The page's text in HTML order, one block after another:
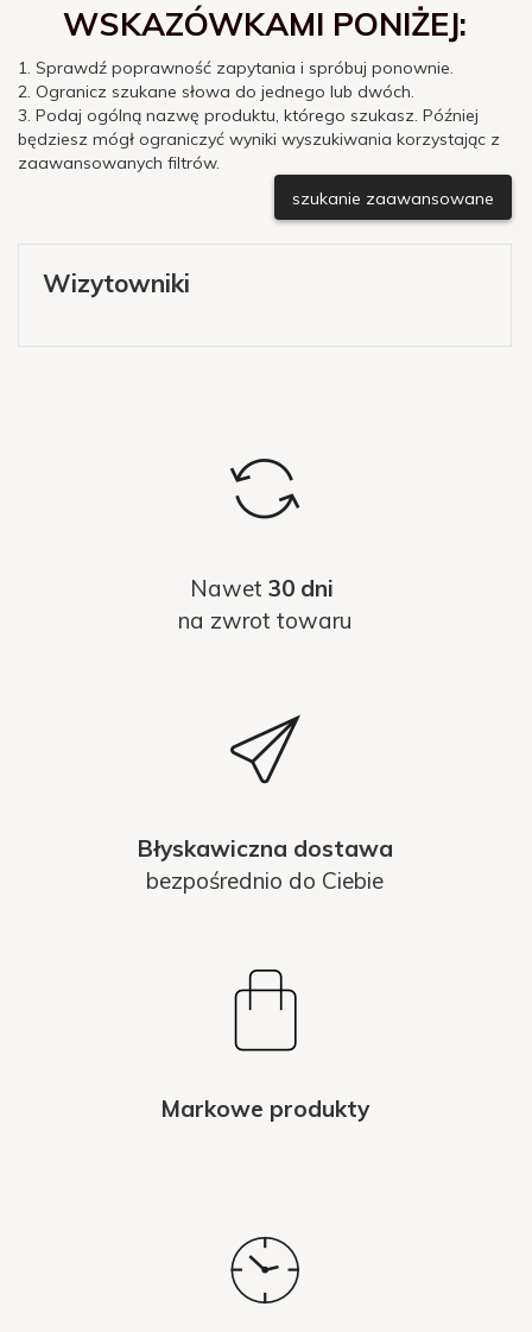
WSKAZÓWKAMI PONIŻEJ:
1. Sprawdź poprawność zapytania i spróbuj ponownie.
2. Ogranicz szukane słowa do jednego lub dwóch.
3. Podaj ogólną nazwę produktu, którego szukasz. Później
będziesz mógł ograniczyć wyniki wyszukiwania korzystając z
zaawansowanych filtrów.
szukanie zaawansowane
Wizytowniki
Nawet 30 dni
na zwrot towaru
Błyskawiczna dostawa
bezpośrednio do Ciebie
Markowe produkty